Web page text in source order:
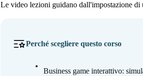
Le video lezioni guidano dall'impostazione di
Perché scegliere questo corso
Business game interattivo: